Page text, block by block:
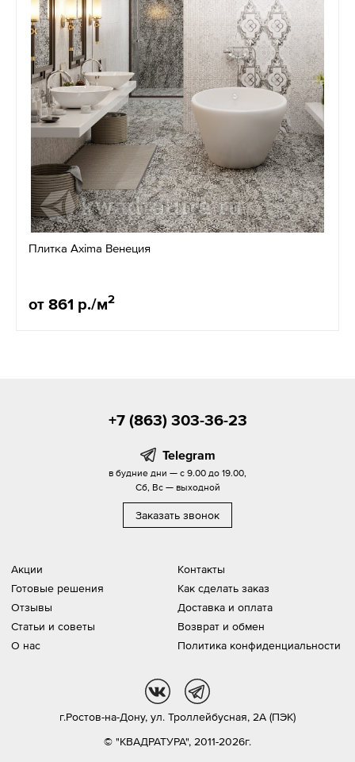
Плитка Axima Венеция
от 861 р./м2
Акции
Готовые решения
Отзывы
Статьи и советы
О нас
Контакты
Как сделать заказ
Доставка и оплата
Возврат и обмен
Политика конфиденциальности
+7 (863) 303-36-23
Telegram
в будние дни — с 9.00 до 19.00,
Сб, Вс — выходной
Заказать звонок
© "КВАДРАТУРА", 2011-2026г.
г.Ростов-на-Дону, ул. Троллейбусная, 2А (ПЭК)